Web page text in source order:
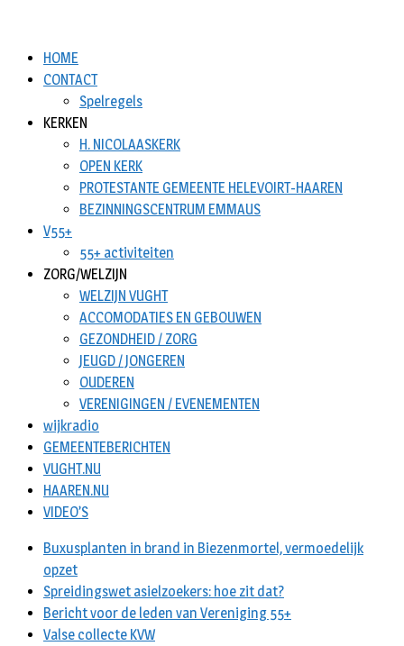
HOME
CONTACT
Spelregels
KERKEN
H. NICOLAASKERK
OPEN KERK
PROTESTANTE GEMEENTE HELEVOIRT-HAAREN
BEZINNINGSCENTRUM EMMAUS
V55+
55+ activiteiten
ZORG/WELZIJN
WELZIJN VUGHT
ACCOMODATIES EN GEBOUWEN
GEZONDHEID / ZORG
JEUGD / JONGEREN
OUDEREN
VERENIGINGEN / EVENEMENTEN
wijkradio
GEMEENTEBERICHTEN
VUGHT.NU
HAAREN.NU
VIDEO’S
Buxusplanten in brand in Biezenmortel, vermoedelijk
opzet
Spreidingswet asielzoekers: hoe zit dat?
Bericht voor de leden van Vereniging 55+
Valse collecte KVW